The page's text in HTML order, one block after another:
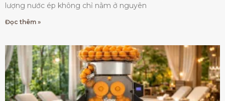
lượng nước ép không chỉ nằm ở nguyên
Đọc thêm »